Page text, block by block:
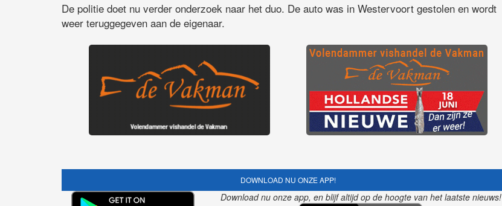
De politie doet nu verder onderzoek naar het duo. De auto was in Westervoort gestolen en wordt
weer teruggegeven aan de eigenaar.
DOWNLOAD NU ONZE APP!
Download nu onze app, en blijf altijd op de hoogte van het laatste nieuws!